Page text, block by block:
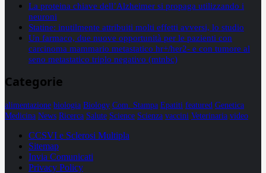
La proteina chiave dell’Alzheimer si propaga utilizzando i
neuroni
Statine: inutilmente attribuiti molti effetti avversi, lo studio
Un farmaco, due nuove opportunità per le pazienti con
carcinoma mammario metastatico hr+/her2- e con tumore al
seno metastatico triplo negativo (mtnbc)
Categorie
alimentazione biologia Biology Com. Stampa Epatiti featured Genetica
Medicina News Ricerca Salute Science Scienza vaccini Veterinaria video
CCSVI e Sclerosi Multipla
Sitemap
Invia Comunicati
Privacy Policy